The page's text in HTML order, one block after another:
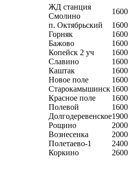
ЖД станция
Смолино
1600
п. Октябрьский
1600
Горняк
1600
Бажово
1600
Копейск 2 уч
1600
Славино
1600
Каштак
1600
Новое поле
1600
Старокамышинск 1600
Красное поле
1600
Полевой
1600
Долгодеревенское1900
Рощино
2000
Вознесенка
2000
Полетаево-1
2400
Коркино
2600